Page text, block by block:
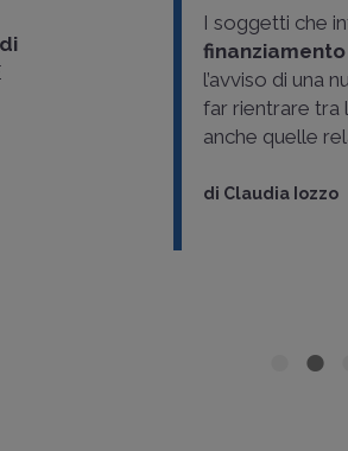
I soggetti che
finanziamento
l’avviso di una
far rientrare tra
anche quelle
di Claudia Iozzo